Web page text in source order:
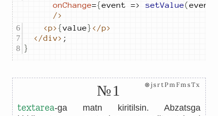
onChange={event => setValue( event
/>
<p> {value} </p>
</div> ;
}
№1 ⊗jsrtPmFmsTx
textarea-ga matn kiritilsin. Abzatsga